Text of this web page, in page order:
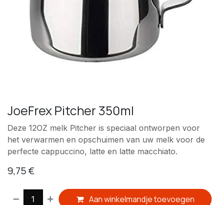
JoeFrex Pitcher 350ml
Deze 12OZ melk Pitcher is speciaal ontworpen voor
het verwarmen en opschuimen van uw melk voor de
perfecte cappuccino, latte en latte macchiato.
9,75€
Aan winkelmandje toevoegen